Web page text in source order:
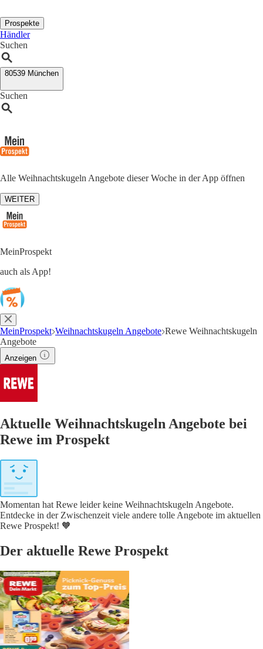
Prospekte
Händler
Suchen
80539 München
Suchen
Alle Weihnachtskugeln Angebote dieser Woche in der App öffnen
WEITER
MeinProspekt
auch als App!
MeinProspekt Weihnachtskugeln Angebote Rewe Weihnachtskugeln
Angebote
Anzeigen
Aktuelle Weihnachtskugeln Angebote bei
Rewe im Prospekt
Momentan hat Rewe leider keine Weihnachtskugeln Angebote.
Entdecke in der Zwischenzeit viele andere tolle Angebote im aktuellen
Rewe Prospekt! 🧡
Der aktuelle Rewe Prospekt